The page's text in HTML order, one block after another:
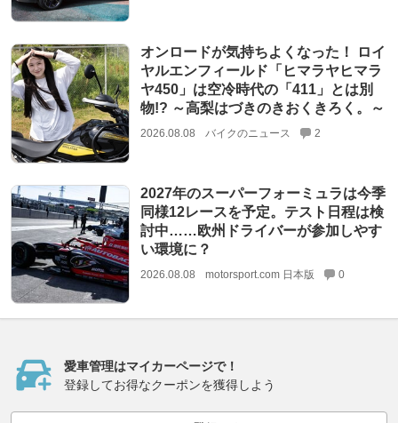
オンロードが気持ちよくなった！ ロイ
ヤルエンフィールド「ヒマラヤヒマラ
ヤ450」は空冷時代の「411」とは別
物!? ～高梨はづきのきおくきろく。～
2026.08.08 バイクのニュース 2
2027年のスーパーフォーミュラは今季
同様12レースを予定。テスト日程は検
討中……欧州ドライバーが参加しやす
い環境に？
2026.08.08 motorsport.com 日本版 0
愛車管理はマイカーページで！
登録してお得なクーポンを獲得しよう